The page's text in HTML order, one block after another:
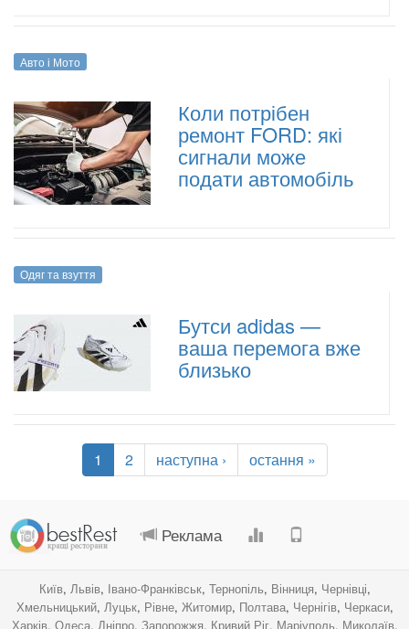
Авто і Мото
Коли потрібен
ремонт FORD: які
сигнали може
подати автомобіль
Одяг та взуття
Бутси adidas —
ваша перемога вже
близько
1 2 наступна › остання »
Реклама
Київ, Львів, Івано-Франківськ, Тернопіль, Вінниця, Чернівці,
Хмельницький, Луцьк, Рівне, Житомир, Полтава, Чернігів, Черкаси,
Харків, Одеса, Дніпро, Запорожжя, Кривий Ріг, Маріуполь, Миколаїв,